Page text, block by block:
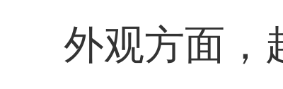
外观方面，